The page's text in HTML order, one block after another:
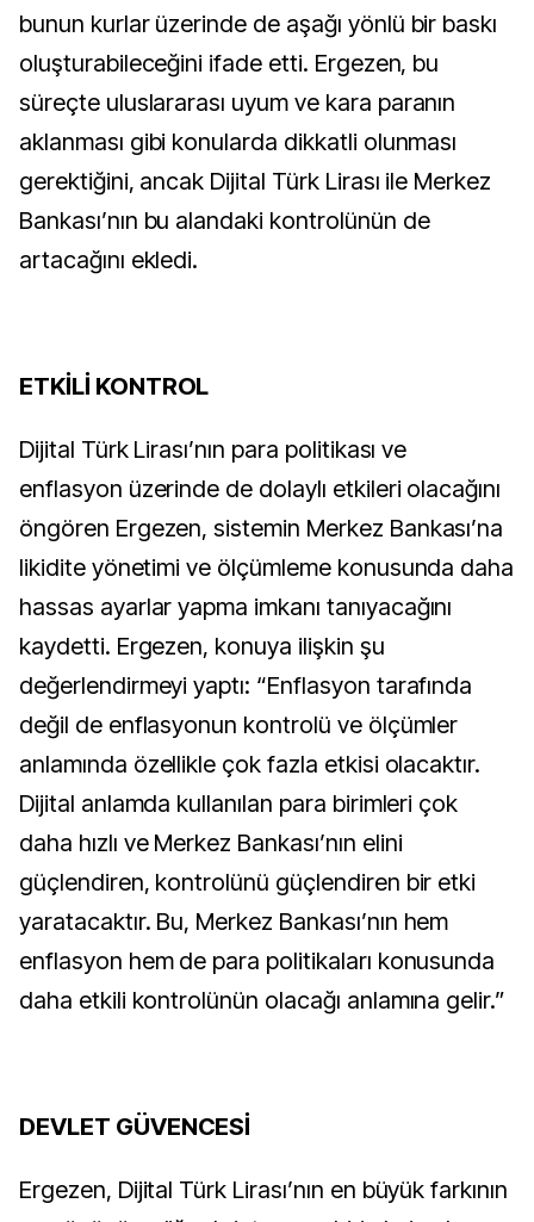
bunun kurlar üzerinde de aşağı yönlü bir baskı
oluşturabileceğini ifade etti. Ergezen, bu
süreçte uluslararası uyum ve kara paranın
aklanması gibi konularda dikkatli olunması
gerektiğini, ancak Dijital Türk Lirası ile Merkez
Bankası’nın bu alandaki kontrolünün de
artacağını ekledi.
ETKİLİ KONTROL
Dijital Türk Lirası’nın para politikası ve
enflasyon üzerinde de dolaylı etkileri olacağını
öngören Ergezen, sistemin Merkez Bankası’na
likidite yönetimi ve ölçümleme konusunda daha
hassas ayarlar yapma imkanı tanıyacağını
kaydetti. Ergezen, konuya ilişkin şu
değerlendirmeyi yaptı: “Enflasyon tarafında
değil de enflasyonun kontrolü ve ölçümler
anlamında özellikle çok fazla etkisi olacaktır.
Dijital anlamda kullanılan para birimleri çok
daha hızlı ve Merkez Bankası’nın elini
güçlendiren, kontrolünü güçlendiren bir etki
yaratacaktır. Bu, Merkez Bankası’nın hem
enflasyon hem de para politikaları konusunda
daha etkili kontrolünün olacağı anlamına gelir.”
DEVLET GÜVENCESİ
Ergezen, Dijital Türk Lirası’nın en büyük farkının